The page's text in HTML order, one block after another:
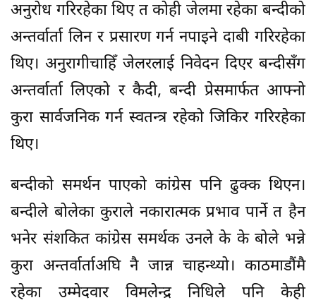
अनुरोध गरिरहेका थिए त कोही जेलमा रहेका बन्दीको
अन्तर्वार्ता लिन र प्रसारण गर्न नपाइने दाबी गरिरहेका
थिए। अनुरागीचाहिँ जेलरलाई निवेदन दिएर बन्दीसँग
अन्तर्वार्ता लिएको र कैदी, बन्दी प्रेसमार्फत आफ्नो
कुरा सार्वजनिक गर्न स्वतन्त्र रहेको जिकिर गरिरहेका
थिए।
बन्दीको समर्थन पाएको कांग्रेस पनि ढुक्क थिएन।
बन्दीले बोलेका कुराले नकारात्मक प्रभाव पार्ने त हैन
भनेर संशकित कांग्रेस समर्थक उनले के के बोले भन्ने
कुरा अन्तर्वार्ताअघि नै जान्न चाहन्थ्यो। काठमाडौंमै
रहेका उम्मेदवार विमलेन्द्र निधिले पनि केही